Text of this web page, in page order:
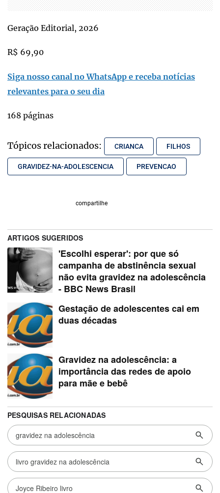
Geração Editorial, 2026
R$ 69,90
Siga nosso canal no WhatsApp e receba notícias
relevantes para o seu dia
168 páginas
Tópicos relacionados: CRIANCA FILHOS
GRAVIDEZ-NA-ADOLESCENCIA PREVENCAO
compartilhe